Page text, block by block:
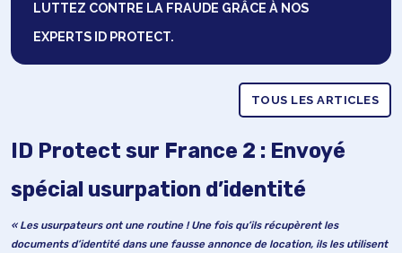
LUTTEZ CONTRE LA FRAUDE GRÂCE À NOS
EXPERTS ID PROTECT.
TOUS LES ARTICLES
ID Protect sur France 2 : Envoyé
spécial usurpation d’identité
« Les usurpateurs ont une routine ! Une fois qu’ils récupèrent les
documents d’identité dans une fausse annonce de location, ils les utilisent